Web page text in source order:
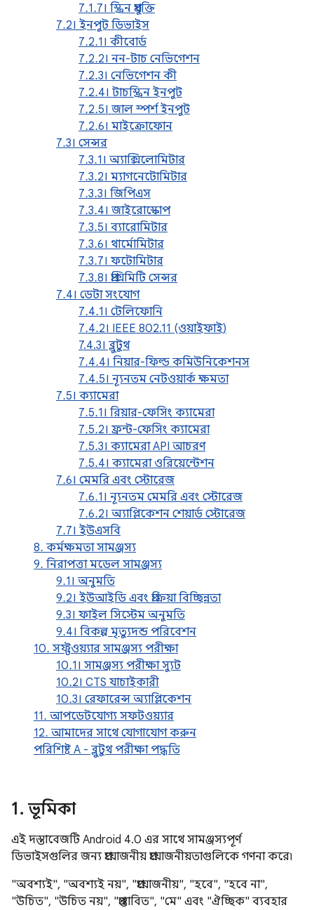
7.1.7। স্ক্রিন প্রযুক্তি
7.2। ইনপুট ডিভাইস
7.2.1। কীবোর্ড
7.2.2। নন-টাচ নেভিগেশন
7.2.3। নেভিগেশন কী
7.2.4। টাচস্ক্রিন ইনপুট
7.2.5। জাল স্পর্শ ইনপুট
7.2.6। মাইক্রোফোন
7.3। সেন্সর
7.3.1। অ্যাক্সিলোমিটার
7.3.2। ম্যাগনেটোমিটার
7.3.3। জিপিএস
7.3.4। জাইরোস্কোপ
7.3.5। ব্যারোমিটার
7.3.6। থার্মোমিটার
7.3.7। ফটোমিটার
7.3.8। প্রক্সিমিটি সেন্সর
7.4। ডেটা সংযোগ
7.4.1। টেলিফোনি
7.4.2। IEEE 802.11 (ওয়াইফাই)
7.4.3। ব্লুটুথ
7.4.4। নিয়ার-ফিল্ড কমিউনিকেশনস
7.4.5। ন্যূনতম নেটওয়ার্ক ক্ষমতা
7.5। ক্যামেরা
7.5.1। রিয়ার-ফেসিং ক্যামেরা
7.5.2। ফ্রন্ট-ফেসিং ক্যামেরা
7.5.3। ক্যামেরা API আচরণ
7.5.4। ক্যামেরা ওরিয়েন্টেশন
7.6। মেমরি এবং স্টোরেজ
7.6.1। ন্যূনতম মেমরি এবং স্টোরেজ
7.6.2। অ্যাপ্লিকেশন শেয়ার্ড স্টোরেজ
7.7। ইউএসবি
8. কর্মক্ষমতা সামঞ্জস্য
9. নিরাপত্তা মডেল সামঞ্জস্য
9.1। অনুমতি
9.2। ইউআইডি এবং প্রক্রিয়া বিচ্ছিন্নতা
9.3। ফাইল সিস্টেম অনুমতি
9.4। বিকল্প মৃত্যুদন্ড পরিবেশন
10. সফ্টওয়্যার সামঞ্জস্য পরীক্ষা
10.1। সামঞ্জস্য পরীক্ষা স্যুট
10.2। CTS যাচাইকারী
10.3। রেফারেন্স অ্যাপ্লিকেশন
11. আপডেটযোগ্য সফটওয়্যার
12. আমাদের সাথে যোগাযোগ করুন
পরিশিষ্ট A - ব্লুটুথ পরীক্ষা পদ্ধতি
1. ভূমিকা
এই দস্তাবেজটি Android 4.0 এর সাথে সামঞ্জস্যপূর্ণ
ডিভাইসগুলির জন্য প্রয়োজনীয় প্রয়োজনীয়তাগুলিকে গণনা করে৷
"অবশ্যই", "অবশ্যই নয়", "প্রয়োজনীয়", "হবে", "হবে না",
"উচিত", "উচিত নয়", "প্রস্তাবিত", "মে" এবং "ঐচ্ছিক" ব্যবহার